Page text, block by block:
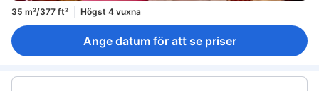
35 m²/377 ft² Högst 4 vuxna
Ange datum för att se priser